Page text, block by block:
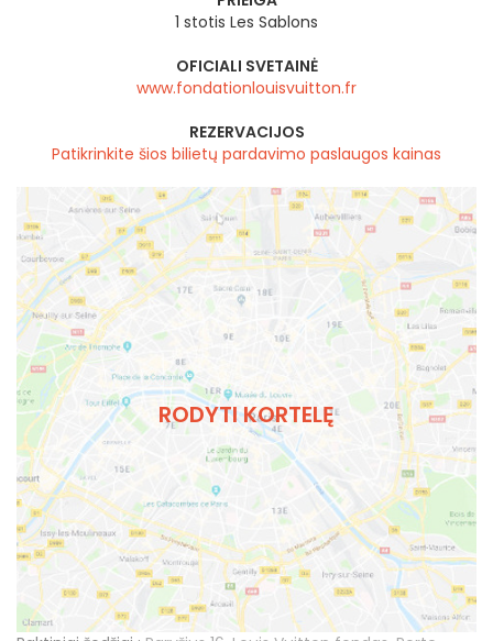
1 stotis Les Sablons
OFICIALI SVETAINĖ
www.fondationlouisvuitton.fr
REZERVACIJOS
Patikrinkite šios bilietų pardavimo paslaugos kainas
RODYTI KORTELĘ